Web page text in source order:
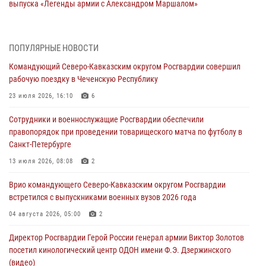
выпуска «Легенды армии с Александром Маршалом»
Представители ФСБ России по Уральскому округу Росгвардии и
Кузнецова
07 августа 2026, 12:00
Смольного собора в Санкт-Петербурге (видео)
07 августа 2026, 11:34
В Курске росгвардейцы провели занятие по основам
07 августа 2026, 11:33
Рэпер ST посетил раненых росгвардейцев в Главном военном
07 августа 2026, 11:18
ПОПУЛЯРНЫЕ НОВОСТИ
Командующий Северо-Кавказским округом Росгвардии совершил
рабочую поездку в Чеченскую Республику
23 июля 2026, 16:10 6
Сотрудники и военнослужащие Росгвардии обеспечили
правопорядок при проведении товарищеского матча по футболу в
Санкт-Петербурге
13 июля 2026, 08:08 2
Врио командующего Северо-Кавказским округом Росгвардии
встретился с выпускниками военных вузов 2026 года
04 августа 2026, 05:00 2
Директор Росгвардии Герой России генерал армии Виктор Золотов
посетил кинологический центр ОДОН имени Ф.Э. Дзержинского
(видео)